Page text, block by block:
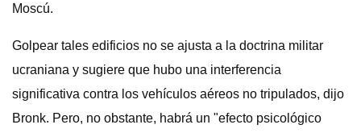
Moscú.
Golpear tales edificios no se ajusta a la doctrina militar
ucraniana y sugiere que hubo una interferencia
significativa contra los vehículos aéreos no tripulados, dijo
Bronk. Pero, no obstante, habrá un "efecto psicológico